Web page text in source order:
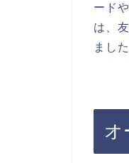
ード
は、
ました
オ